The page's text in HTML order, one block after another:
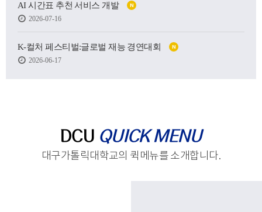
하지만 처음 마주한 강의실도,
처음 건넨 인사도,
생각보다 낯설고 서툴렀습니다.
AI 시간표 추천 서비스 개발 N
2026-07-16
K-컬처 페스티벌:글로벌 재능 경연대회 N
2026-06-17
DCU QUICK MENU
대구가톨릭대학교의 퀵메뉴를 소개합니다.